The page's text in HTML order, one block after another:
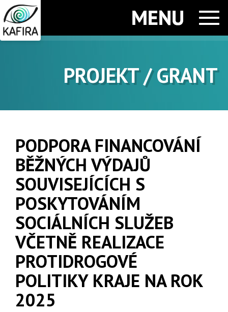
PROJEKT / GRANT
PODPORA FINANCOVÁNÍ
BĚŽNÝCH VÝDAJŮ
SOUVISEJÍCÍCH S
POSKYTOVÁNÍM
SOCIÁLNÍCH SLUŽEB
VČETNĚ REALIZACE
PROTIDROGOVÉ
POLITIKY KRAJE NA ROK
2025